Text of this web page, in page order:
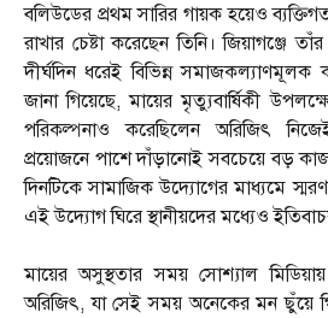
বলিউডের প্রথম সারির গায়ক হয়েও
রাখার চেষ্টা করেছেন তিনি। জিয়াগঞ্জে তাঁর
দীর্ঘদিন ধরেই বিভিন্ন সমাজকল্যাণমূলক
জানা গিয়েছে, মায়ের মৃত্যুবার্ষিকী
পরিকল্পনাও করেছিলেন অরিজিৎ
প্রয়োজনে পাশে দাঁড়ানোই সবচেয়ে বড়
দিনটিকে সামাজিক উদ্যোগের মাধ্যমে স্মরণ
এই উদ্যোগ ঘিরে স্থানীয়দের মধ্যেও
মায়ের অসুস্থতার সময় সোশ্যাল
অরিজিৎ, যা সেই সময় অনেকের মন ছুঁয়ে